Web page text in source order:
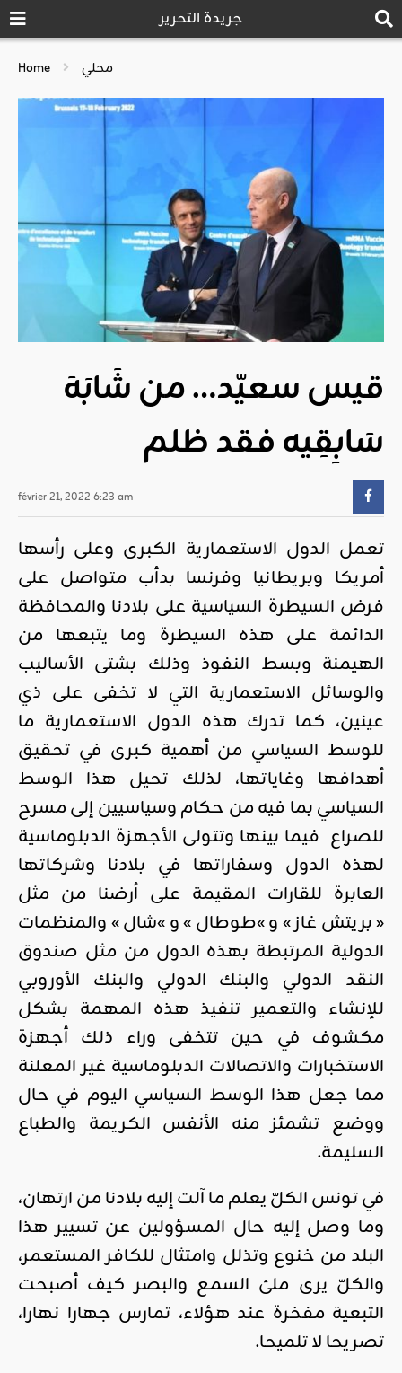
جريدة التحرير
Home محلي
قيس سعيّد… من شَابَهَ
سَابِقِيه فقد ظلم
février 21, 2022 6:23 am
تعمل الدول الاستعمارية الكبرى وعلى رأسها
أمريكا وبريطانيا وفرنسا بدأب متواصل على
فرض السيطرة السياسية على بلادنا والمحافظة
الدائمة على هذه السيطرة وما يتبعها من
الهيمنة وبسط النفوذ وذلك بشتى الأساليب
والوسائل الاستعمارية التي لا تخفى على ذي
عينين، كما تدرك هذه الدول الاستعمارية ما
للوسط السياسي من أهمية كبرى في تحقيق
أهدافها وغاياتها، لذلك تحيل هذا الوسط
السياسي بما فيه من حكام وسياسيين إلى مسرح
للصراع فيما بينها وتتولى الأجهزة الدبلوماسية
لهذه الدول وسفاراتها في بلادنا وشركاتها
العابرة للقارات المقيمة على أرضنا من مثل
« بريتش غاز » و »طوطال » و »شال » والمنظمات
الدولية المرتبطة بهذه الدول من مثل صندوق
النقد الدولي والبنك الدولي والبنك الأوروبي
للإنشاء والتعمير تنفيذ هذه المهمة بشكل
مكشوف في حين تتخفى وراء ذلك أجهزة
الاستخبارات والاتصالات الدبلوماسية غير المعلنة
مما جعل هذا الوسط السياسي اليوم في حال
ووضع تشمئز منه الأنفس الكريمة والطباع
السليمة.
في تونس الكلّ يعلم ما آلت إليه بلادنا من ارتهان،
وما وصل إليه حال المسؤولين عن تسيير هذا
البلد من خنوع وتذلل وامتثال للكافر المستعمر،
والكلّ يرى ملئ السمع والبصر كيف أصبحت
التبعية مفخرة عند هؤلاء، تمارس جهارا نهارا،
تصريحا لا تلميحا.